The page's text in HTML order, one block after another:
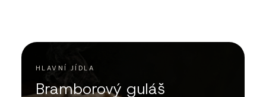
HLAVNÍ JÍDLA
Bramborový guláš